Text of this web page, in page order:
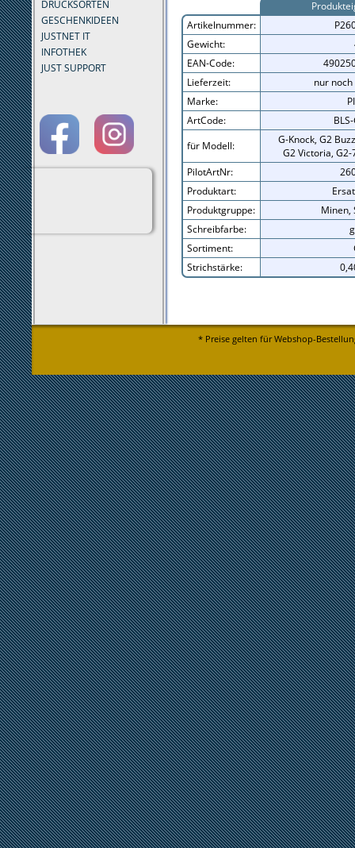
DRUCKSORTEN
GESCHENKIDEEN
JUSTNET IT
INFOTHEK
JUST SUPPORT
Artikelnummer:
Gewicht:
EAN-Code:
Lieferzeit:
nur
Marke:
ArtCode:
für Modell:
G-Knock, G2
G2 Victoria,
PilotArtNr:
Produktart:
Produktgruppe:
Minen,
Schreibfarbe:
Sortiment:
Strichstärke:
* Preise gelten für Webshop-